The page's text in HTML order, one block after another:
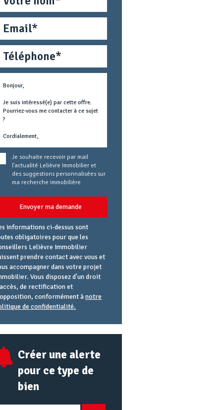
Je souhaite recevoir par mail
l'actualité Lelièvre Immobilier et
des suggestions personnalisées sur
ma recherche immobilière
Envoyer ma demande
informations ci-dessus sont
obligatoires pour que les
Lelièvre Immobilier
prendre contact avec vous et
accompagner dans votre projet
Vous disposez d'un droit
de rectification et
conformément ànotre
de confidentialité.
Créer une alerte
pour ce type de
bien